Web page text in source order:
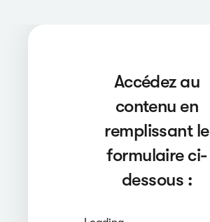
Accédez au
contenu en
remplissant le
formulaire ci-
dessous :